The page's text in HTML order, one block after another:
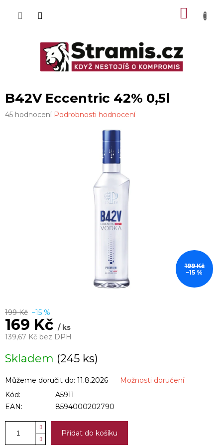
B42V Eccentric 42% 0,5l
Průměrné
45 hodnocení Podrobnosti hodnocení
199 Kč
–15 %
199 Kč –15 %
169 Kč/ ks
139,67 Kč bez DPH
cena:
Skladem (245 ks)
Můžeme doručit do: 11.8.2026
Možnosti doručení
Kód:
A5911
EAN:
8594000202790
Přidat do košíku